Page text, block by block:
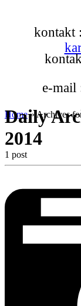
kontakt :
e-mail
Home» Archives
Daily
2014
1 post